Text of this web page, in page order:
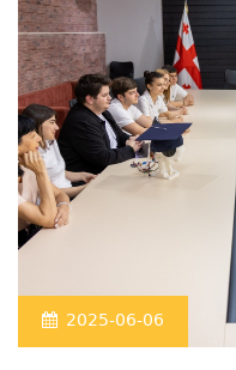
2025-06-06